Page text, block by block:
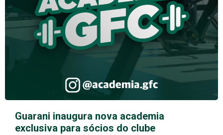
Guarani inaugura nova academia
exclusiva para sócios do clube